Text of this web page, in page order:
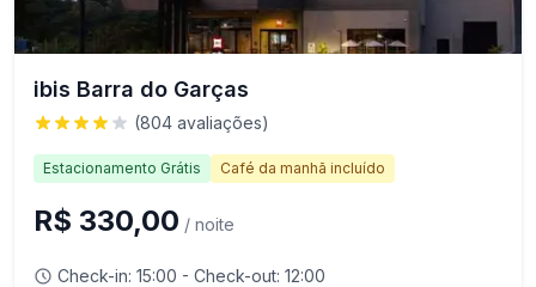
ibis Barra do Garças
(804 avaliações)
Estacionamento Grátis Café da manhã incluído
R$ 330,00 / noite
Check-in: 15:00 - Check-out: 12:00